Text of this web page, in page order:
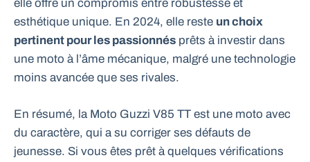
elle offre un compromis entre robustesse et
esthétique unique. En 2024, elle reste un choix
pertinent pour les passionnés prêts à investir dans
une moto à l’âme mécanique, malgré une technologie
moins avancée que ses rivales.
En résumé, la Moto Guzzi V85 TT est une moto avec
du caractère, qui a su corriger ses défauts de
jeunesse. Si vous êtes prêt à quelques vérifications